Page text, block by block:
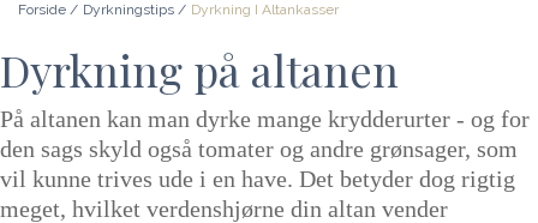
Forside / Dyrkningstips / Dyrkning I Altankasser
Dyrkning på altanen
På altanen kan man dyrke mange krydderurter - og for
den sags skyld også tomater og andre grønsager, som
vil kunne trives ude i en have. Det betyder dog rigtig
meget, hvilket verdenshjørne din altan vender